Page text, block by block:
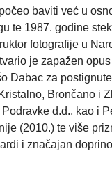
baviti već u
te 1987. godine
fotografije u
je zapažen
Dabac za
Brončano i
d.d., kao i
(2010.) te više
i značajan